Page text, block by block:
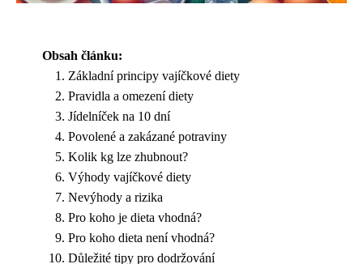
Obsah článku:
Základní principy vajíčkové diety
Pravidla a omezení diety
Jídelníček na 10 dní
Povolené a zakázané potraviny
Kolik kg lze zhubnout?
Výhody vajíčkové diety
Nevýhody a rizika
Pro koho je dieta vhodná?
Pro koho dieta není vhodná?
Důležité tipy pro dodržování